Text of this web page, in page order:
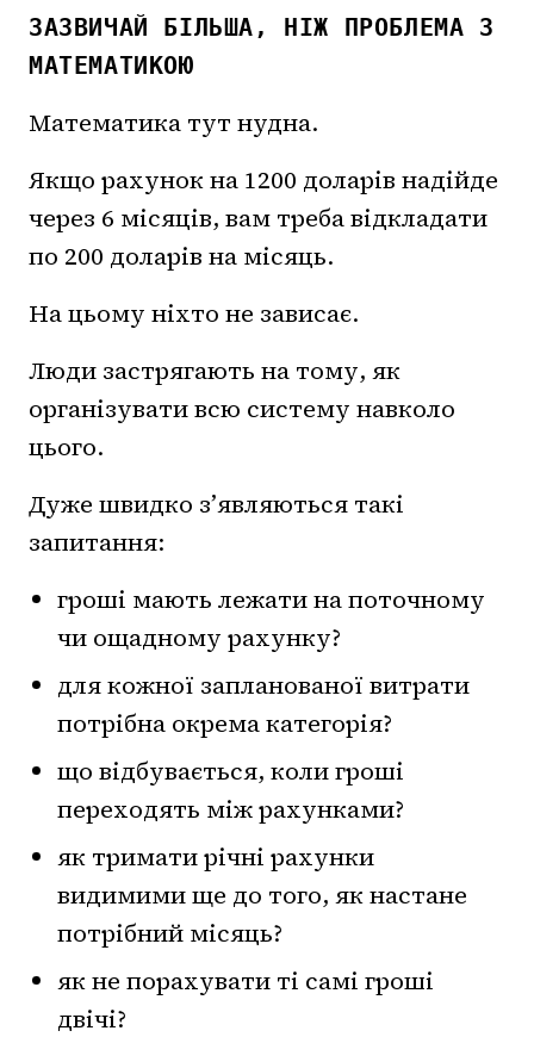
ЗАЗВИЧАЙ БІЛЬША, НІЖ ПРОБЛЕМА З
МАТЕМАТИКОЮ
Математика тут нудна.
Якщо рахунок на 1200 доларів надійде
через 6 місяців, вам треба відкладати
по 200 доларів на місяць.
На цьому ніхто не зависає.
Люди застрягають на тому, як
організувати всю систему навколо
цього.
Дуже швидко з’являються такі
запитання:
гроші мають лежати на поточному
чи ощадному рахунку?
для кожної запланованої витрати
потрібна окрема категорія?
що відбувається, коли гроші
переходять між рахунками?
як тримати річні рахунки
видимими ще до того, як настане
потрібний місяць?
як не порахувати ті самі гроші
двічі?